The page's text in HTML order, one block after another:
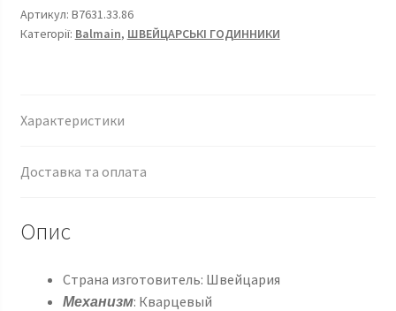
Артикул: B7631.33.86
Категорії: Balmain, ШВЕЙЦАРСЬКІ ГОДИННИКИ
Характеристики
Доставка та оплата
Опис
Страна изготовитель: Швейцария
Механизм: Кварцевый